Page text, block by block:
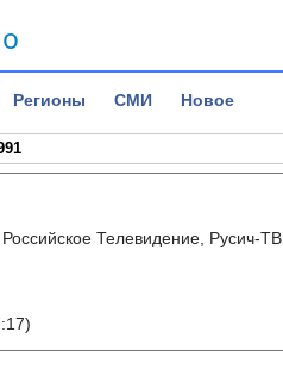
Регионы СМИ Новое
Телевидение, Русич-ТВ